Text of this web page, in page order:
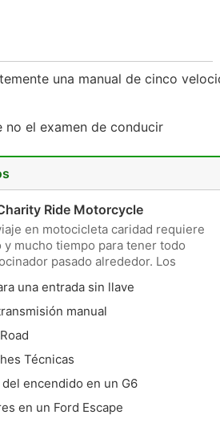
una manual de cinco
no el examen de conducir
Ride Motorcycle
en motocicleta caridad requiere
mucho tiempo para tener todo
pasado alrededor. Los
en todo el país. Algunos
una entrada sin llave
2002
manual
Técnicas
encendido en un G6
en un Ford Escape